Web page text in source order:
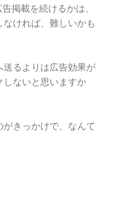
掲載を続けるかは、
ければ、難しいかも
るよりは広告効果が
しないと思いますか
きっかけで、なんて